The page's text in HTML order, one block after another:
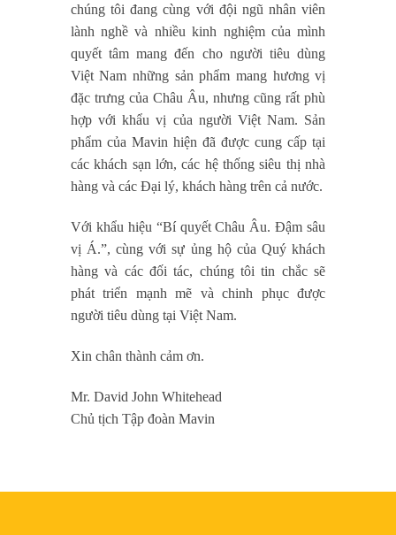
chúng tôi đang cùng với đội ngũ nhân viên
lành nghề và nhiều kinh nghiệm của mình
quyết tâm mang đến cho người tiêu dùng
Việt Nam những sản phẩm mang hương vị
đặc trưng của Châu Âu, nhưng cũng rất phù
hợp với khẩu vị của người Việt Nam. Sản
phẩm của Mavin hiện đã được cung cấp tại
các khách sạn lớn, các hệ thống siêu thị nhà
hàng và các Đại lý, khách hàng trên cả nước.
Với khẩu hiệu “Bí quyết Châu Âu. Đậm sâu
vị Á.”, cùng với sự ủng hộ của Quý khách
hàng và các đối tác, chúng tôi tin chắc sẽ
phát triển mạnh mẽ và chinh phục được
người tiêu dùng tại Việt Nam.
Xin chân thành cảm ơn.
Mr. David John Whitehead
Chủ tịch Tập đoàn Mavin